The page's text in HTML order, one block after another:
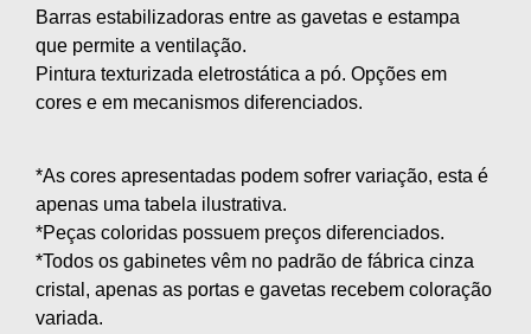
Barras estabilizadoras entre as gavetas e estampa
que permite a ventilação.
Pintura texturizada eletrostática a pó. Opções em
cores e em mecanismos diferenciados.
*As cores apresentadas podem sofrer variação, esta é
apenas uma tabela ilustrativa.
*Peças coloridas possuem preços diferenciados.
*Todos os gabinetes vêm no padrão de fábrica cinza
cristal, apenas as portas e gavetas recebem coloração
variada.